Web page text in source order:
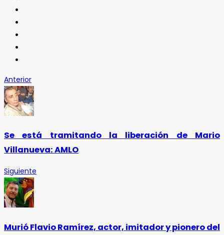
Anterior
Se está tramitando la liberación de Mario
Villanueva: AMLO
Siguiente
Murió Flavio Ramírez, actor, imitador y pionero del